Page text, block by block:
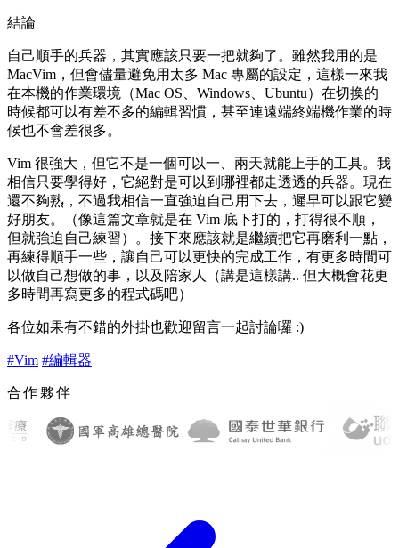
結論
自己順手的兵器，其實應該只要一把就夠了。雖然我用的是
MacVim，但會儘量避免用太多 Mac 專屬的設定，這樣一來我
在本機的作業環境（Mac OS、Windows、Ubuntu）在切換的
時候都可以有差不多的編輯習慣，甚至連遠端終端機作業的時
候也不會差很多。
Vim 很強大，但它不是一個可以一、兩天就能上手的工具。我
相信只要學得好，它絕對是可以到哪裡都走透透的兵器。現在
還不夠熟，不過我相信一直強迫自己用下去，遲早可以跟它變
好朋友。（像這篇文章就是在 Vim 底下打的，打得很不順，
但就強迫自己練習）。接下來應該就是繼續把它再磨利一點，
再練得順手一些，讓自己可以更快的完成工作，有更多時間可
以做自己想做的事，以及陪家人（講是這樣講.. 但大概會花更
多時間再寫更多的程式碼吧）
各位如果有不錯的外掛也歡迎留言一起討論囉 :)
#Vim #編輯器
合作夥伴